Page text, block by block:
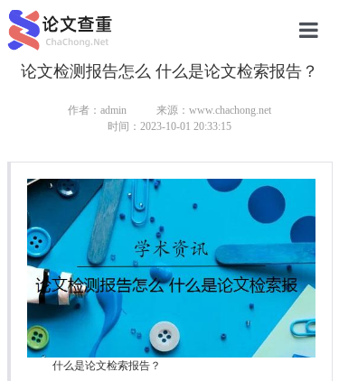
网站首页
本科论文
研究生论
硕士论文
博士论文
论文检测报告怎么 什么是论文检索报告？
作者：admin
来源：www.chachong.net
时间：2023-10-01 20:33:15
什么是论文检索报告？